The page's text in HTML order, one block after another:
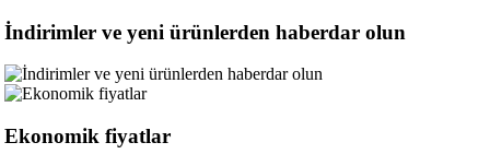
İndirimler ve yeni ürünlerden haberdar olun
Ekonomik fiyatlar